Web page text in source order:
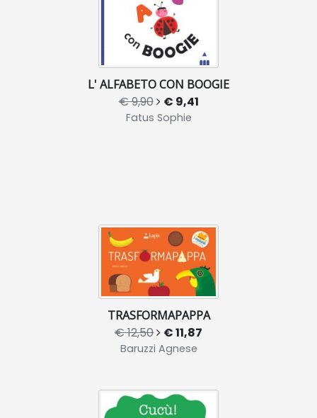
L' ALFABETO CON BOOGIE
€ 9,90 € 9,41
Fatus Sophie
TRASFORMAPAPPA
€ 12,50 € 11,87
Baruzzi Agnese